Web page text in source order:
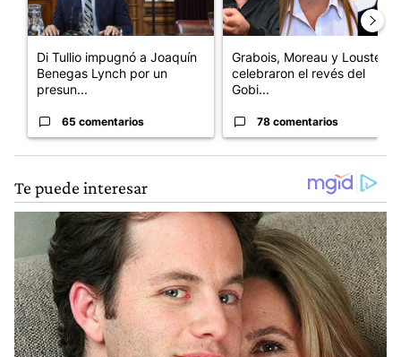
Di Tullio impugnó a Joaquín
Benegas Lynch por un
presun...
65 comentarios
Grabois, Moreau y Lousteau
celebraron el revés del
Gobi...
78 comentarios